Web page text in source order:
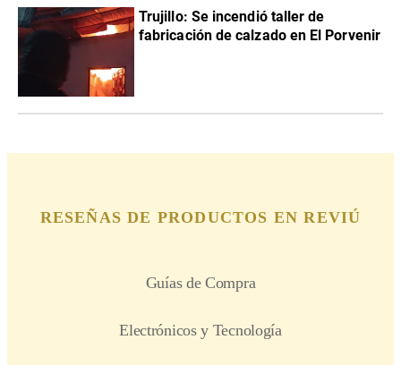
Trujillo: Se incendió taller de
fabricación de calzado en El Porvenir